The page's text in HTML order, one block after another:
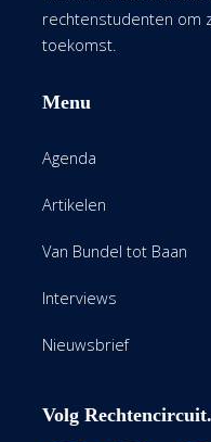
rechtenstudenten om
toekomst.
Menu
Agenda
Artikelen
Van Bundel tot Baan
Interviews
Nieuwsbrief
Volg